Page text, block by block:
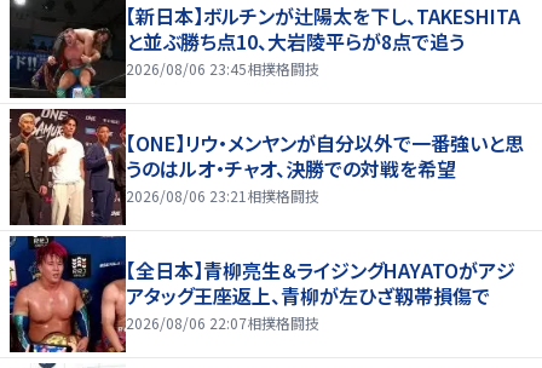
【新日本】ボルチンが辻陽太を下し、TAKESHITA
と並ぶ勝ち点10、大岩陵平らが8点で追う
2026/08/06 23:45相撲格闘技
【ONE】リウ・メンヤンが自分以外で一番強いと思
うのはルオ・チャオ、決勝での対戦を希望
2026/08/06 23:21 相撲格闘技
【全日本】青柳亮生＆ライジングHAYATOがアジ
アタッグ王座返上、青柳が左ひざ靱帯損傷で
2026/08/06 22:07相撲格闘技